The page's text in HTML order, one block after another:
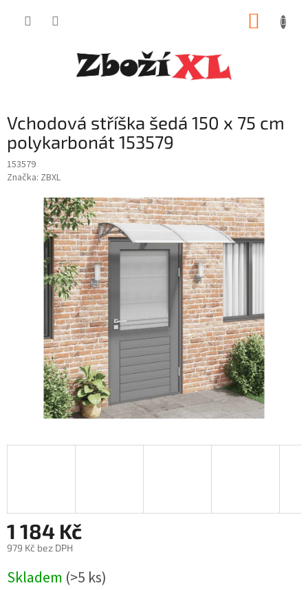
Vchodová stříška šedá 150 x 75 cm
polykarbonát 153579
153579
Značka: ZBXL
1 184 Kč
979 Kč bez DPH
cena:
Skladem (>5 ks)